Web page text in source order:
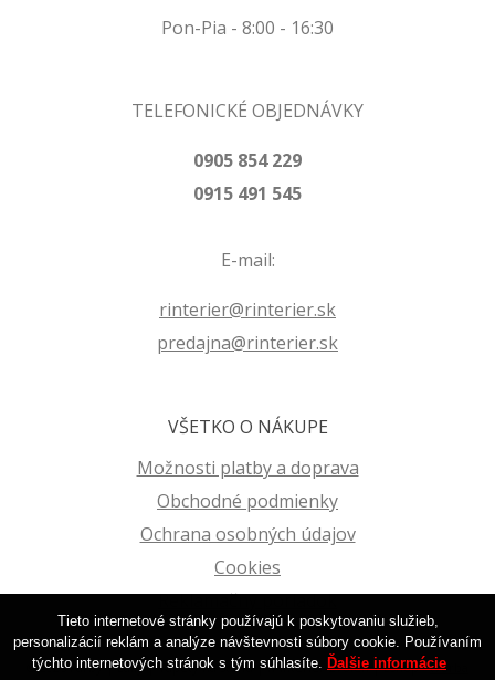
Pon-Pia - 8:00 - 16:30
TELEFONICKÉ OBJEDNÁVKY
0905 854 229
0915 491 545
E-mail:
rinterier@rinterier.sk
predajna@rinterier.sk
VŠETKO O NÁKUPE
Možnosti platby a doprava
Obchodné podmienky
Ochrana osobných údajov
Cookies
Reklamačný poriadok
© 2026 Farby | Laky | Tapety na stenu | R-Interier Zvolen | Eshop •tvorba
Tieto internetové stránky používajú k poskytovaniu služieb,
personalizácií reklám a analýze návštevnosti súbory cookie. Používaním
týchto internetových stránok s tým súhlasíte. Ďalšie informácie